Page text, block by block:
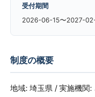
受付期間
2026-06-15〜2027-
制度の概要
地域: 埼玉県 / 実施機関